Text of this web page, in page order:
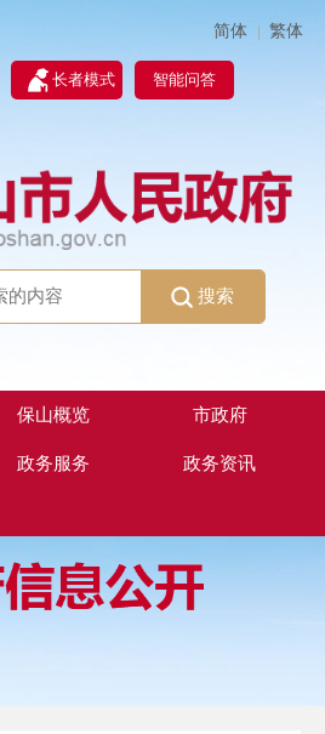
简体 | 繁体
长者模式 智能问答
搜索
保山概览 市政府
政务服务 政务资讯